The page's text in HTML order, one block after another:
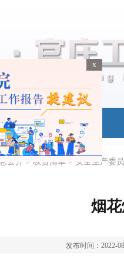
x
政务公开
公开 > 权责清单 > 安全生产委
烟
发布时间：2022-
x